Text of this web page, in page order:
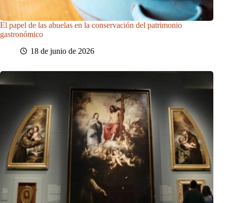
El papel de las abuelas en la conservación del patrimonio
gastronómico
18 de junio de 2026